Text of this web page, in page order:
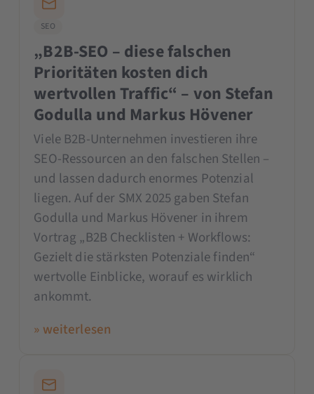
SEO
„B2B-SEO – diese falschen
Prioritäten kosten dich
wertvollen Traffic“ – von Stefan
Godulla und Markus Hövener
Viele B2B-Unternehmen investieren ihre
SEO-Ressourcen an den falschen Stellen –
und lassen dadurch enormes Potenzial
liegen. Auf der SMX 2025 gaben Stefan
Godulla und Markus Hövener in ihrem
Vortrag „B2B Checklisten + Workflows:
Gezielt die stärksten Potenziale finden“
wertvolle Einblicke, worauf es wirklich
ankommt.
» weiterlesen